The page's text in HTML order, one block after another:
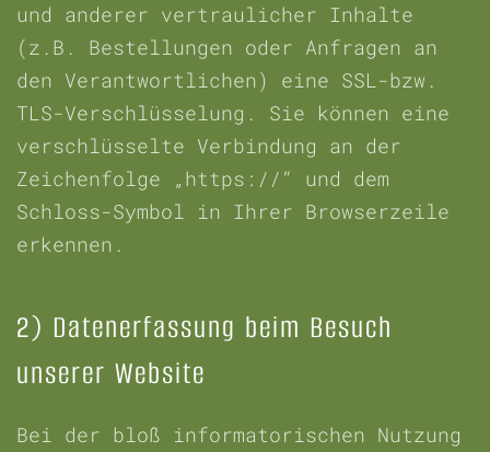
und anderer vertraulicher Inhalte
(z.B. Bestellungen oder Anfragen an
den Verantwortlichen) eine SSL-bzw.
TLS-Verschlüsselung. Sie können eine
verschlüsselte Verbindung an der
Zeichenfolge „https://“ und dem
Schloss-Symbol in Ihrer Browserzeile
erkennen.
2) Datenerfassung beim Besuch
unserer Website
Bei der bloß informatorischen Nutzung